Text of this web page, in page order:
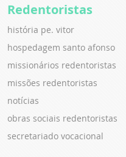
Redentoristas
história pe. vitor
hospedagem santo afonso
missionários redentoristas
missões redentoristas
notícias
obras sociais redentoristas
secretariado vocacional